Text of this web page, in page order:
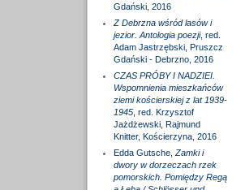
Gdański, 2016
Z Debrzna wśród lasów i
jezior. Antologia poezji, red.
Adam Jastrzębski, Pruszcz
Gdański - Debrzno, 2016
CZAS PRÓBY I NADZIEI.
Wspomnienia mieszkańców
ziemi kościerskiej z lat 1939-
1945, red. Krzysztof
Jażdżewski, Rajmund
Knitter, Kościerzyna, 2016
Edda Gutsche, Zamki i
dwory w dorzeczach rzek
pomorskich. Pomiędzy Regą